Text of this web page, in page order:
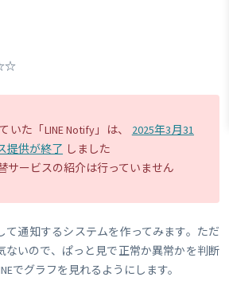
た「LINE Notify」は、
2025年3月31
提供が終了 しました
サービスの紹介は行っていません
て通知するシステムを作ってみます。ただ
ないので、ぱっと見で正常か異常かを判断
でグラフを見れるようにします。